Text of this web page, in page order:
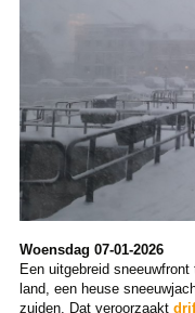
Woensdag 07-01-2026
Een uitgebreid
land, een heuse
zuiden. Dat veroorzaakt